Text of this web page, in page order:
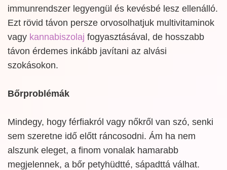
immunrendszer legyengül és kevésbé lesz ellenálló.
Ezt rövid távon persze orvosolhatjuk multivitaminok
vagy kannabiszolaj fogyasztásával, de hosszabb
távon érdemes inkább javítani az alvási
szokásokon.
Bőrproblémák
Mindegy, hogy férfiakról vagy nőkről van szó, senki
sem szeretne idő előtt ráncosodni. Ám ha nem
alszunk eleget, a finom vonalak hamarabb
megjelennek, a bőr petyhüdtté, sápadttá válhat.